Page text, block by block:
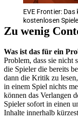
EVE Frontier:
kostenlosen
Zu wenig
Was ist das für ein
Problem, dass sie nicht
die Spieler die bereits
dann die Kritik zu
in einem Spiel nichts
können das Verlangen
Spieler sofort in einen
Inhalte innerhalb